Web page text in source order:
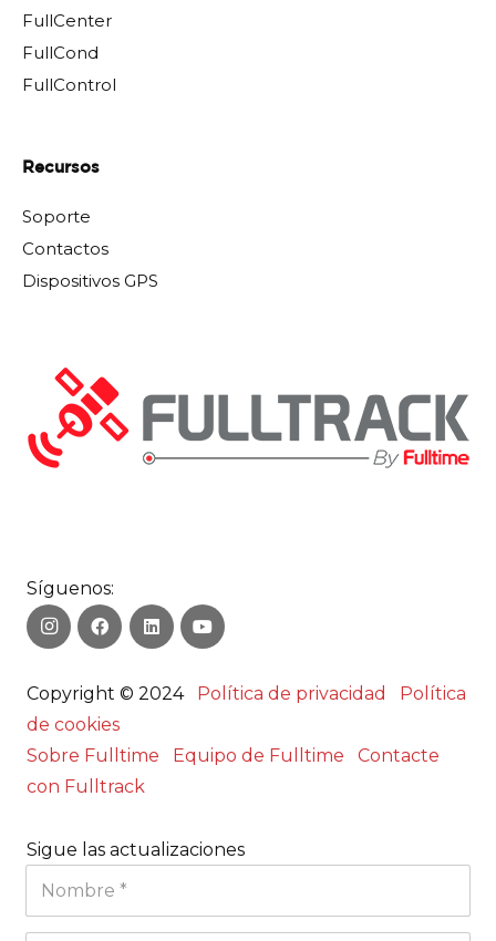
FullCenter
FullCond
FullControl
Recursos
Soporte
Contactos
Dispositivos GPS
Síguenos:
Copyright © 2024 Política de privacidad
Política
de cookies
Sobre Fulltime
Equipo de Fulltime
Contacte
con Fulltrack
Sigue las actualizaciones